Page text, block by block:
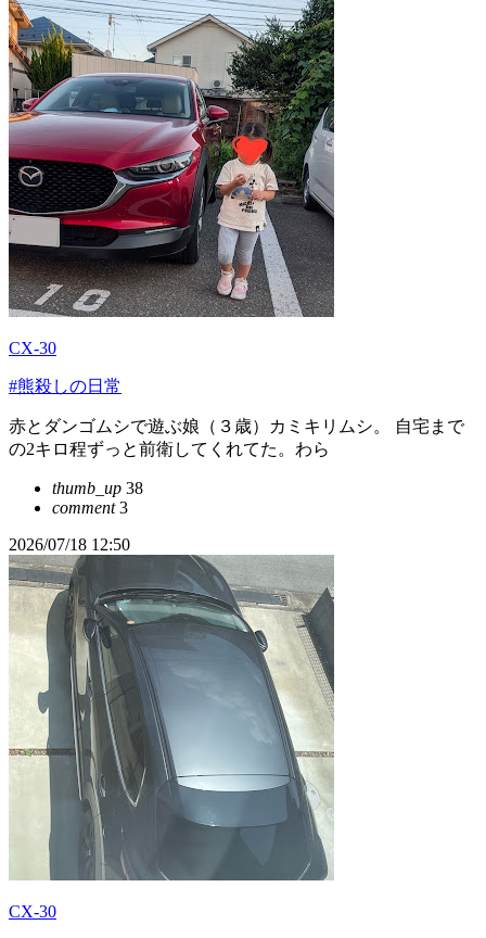
CX-30
#熊殺しの日常
赤とダンゴムシで遊ぶ娘（３歳）カミキリムシ。 自宅まで
の2キロ程ずっと前衛してくれてた。わら
thumb_up 38
comment3
2026/07/18 12:50
CX-30